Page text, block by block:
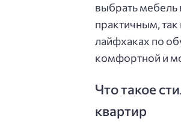
выбрать мебель
практичным, так
лайфхаках по
комфортной и
Что такое
квартир